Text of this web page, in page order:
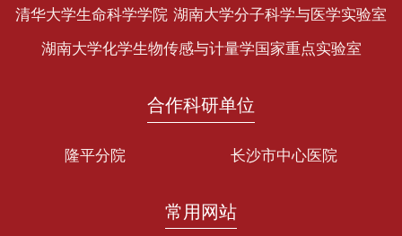
清华大学生命科学学院 湖南大学分子科学与医学实验室
湖南大学化学生物传感与计量学国家重点实验室
合作科研单位
隆平分院 长沙市中心医院
常用网站